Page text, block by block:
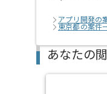
アプリ開発の
東京都の案件
あなたの